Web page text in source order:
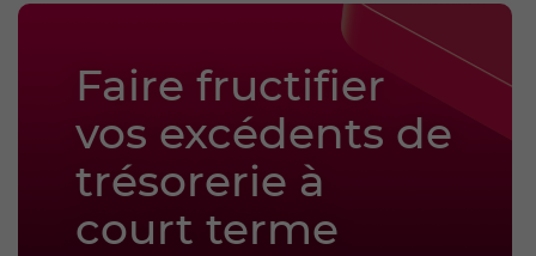
Faire fructifier
vos excédents de
trésorerie à
court terme